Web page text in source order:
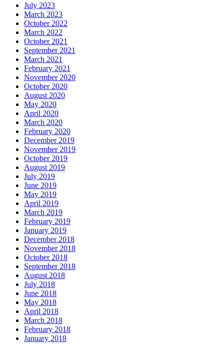
July 2023
March 2023
October 2022
March 2022
October 2021
September 2021
March 2021
February 2021
November 2020
October 2020
August 2020
May 2020
April 2020
March 2020
February 2020
December 2019
November 2019
October 2019
August 2019
July 2019
June 2019
May 2019
April 2019
March 2019
February 2019
January 2019
December 2018
November 2018
October 2018
September 2018
August 2018
July 2018
June 2018
May 2018
April 2018
March 2018
February 2018
January 2018